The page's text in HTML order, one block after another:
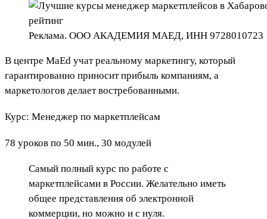
Реклама. ООО АКАДЕМИЯ МАЕД, ИНН 9728010723
В центре MaEd учат реальному маркетингу, который
гарантированно приносит прибыль компаниям, а
маркетологов делает востребованными.
Курс: Менеджер по маркетплейсам
78 уроков по 50 мин., 30 модулей
Самый полный курс по работе с
маркетплейсами в России. Желательно иметь
общее представления об электронной
коммерции, но можно и с нуля.